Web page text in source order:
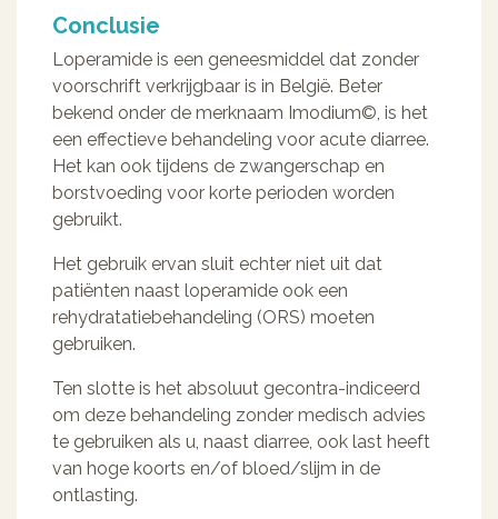
Conclusie
Loperamide is een geneesmiddel dat zonder
voorschrift verkrijgbaar is in België. Beter
bekend onder de merknaam Imodium©, is het
een effectieve behandeling voor acute diarree.
Het kan ook tijdens de zwangerschap en
borstvoeding voor korte perioden worden
gebruikt.
Het gebruik ervan sluit echter niet uit dat
patiënten naast loperamide ook een
rehydratatiebehandeling (ORS) moeten
gebruiken.
Ten slotte is het absoluut gecontra-indiceerd
om deze behandeling zonder medisch advies
te gebruiken als u, naast diarree, ook last heeft
van hoge koorts en/of bloed/slijm in de
ontlasting.